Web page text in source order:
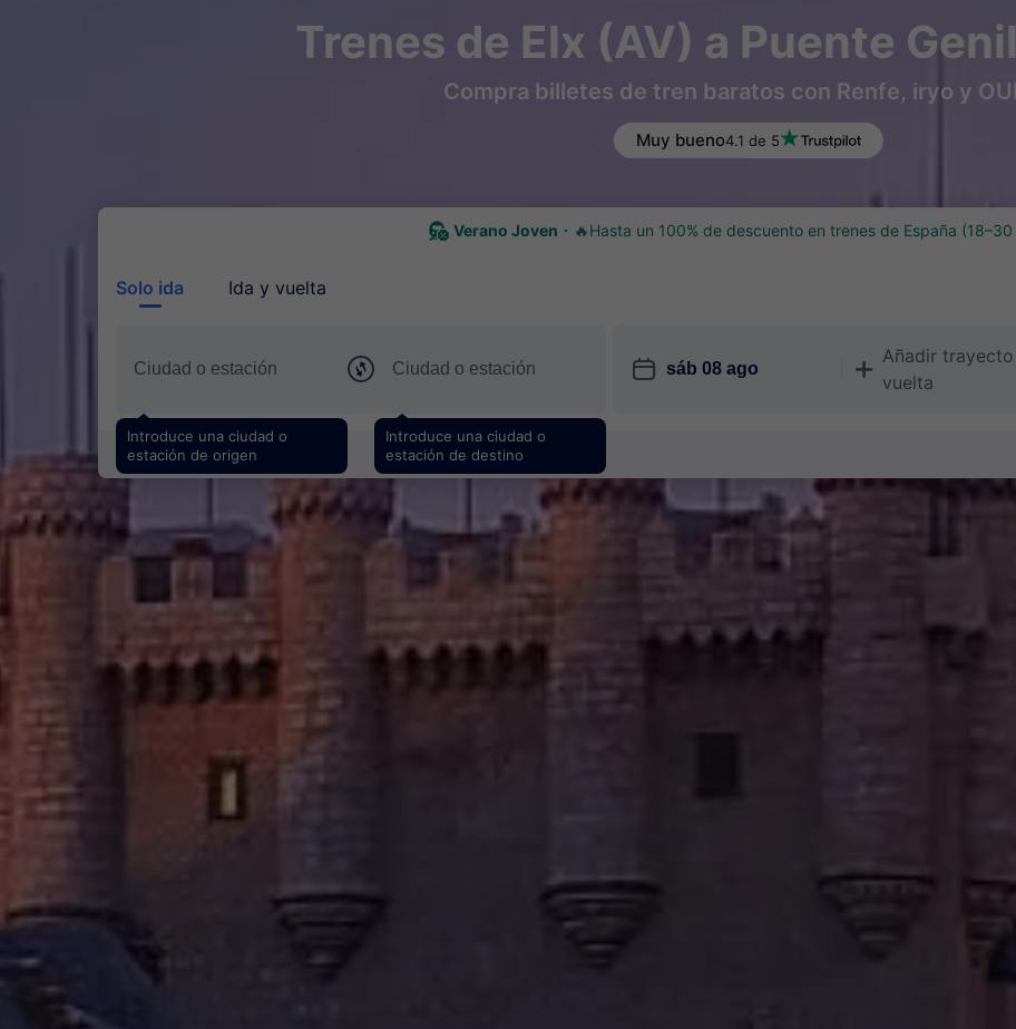
Trenes de Elx (AV) a Puente
Compra billetes de tren baratos con Renfe, iryo y
Muy bueno4.1 de 5
Verano Joven 🔥Hasta un 100% de descuento en trenes de España (18–30
Solo ida Ida y vuelta
Introduce una ciudad o
estación de origen
Introduce una ciudad o
estación de destino
󱎗 󱅇
Añadir
vuelta